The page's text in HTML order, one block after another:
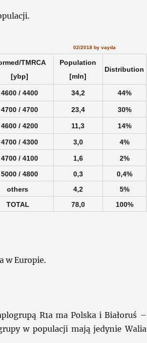
in Europe 02/2018 by vayda
TMRCA
[ybp]
Population
[mln]
Distribution
4600 / 4400 34,2 44%
4700 / 4700 23,4 30%
4600 / 4200 11,3 14%
4700 / 4300 3,0 4%
4700 / 4100 1,6
2%
5000 / 4800 0,3
0,4%
others
4,2
5%
TOTAL
78,0 100%
w Europie.
R1a ma Polska i Białoruś –
w populacji mają jedynie Walia